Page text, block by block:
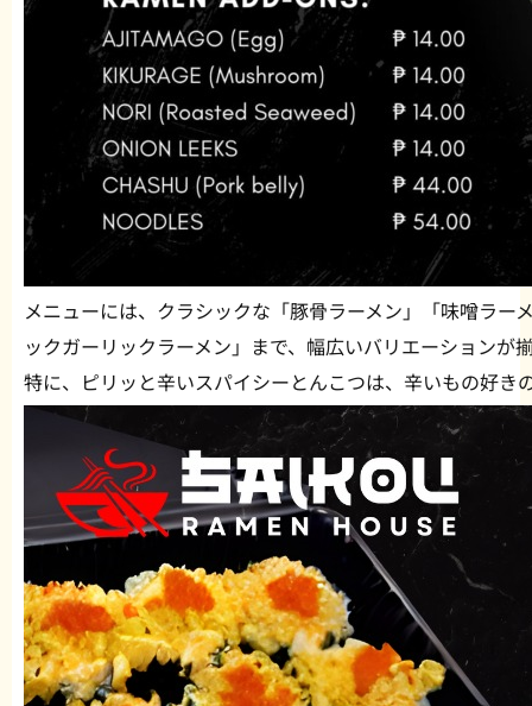
メニューには、クラシックな「豚骨ラーメン」「味噌ラー
ックガーリックラーメン」まで、幅広いバリエーションが
特に、ピリッと辛いスパイシーとんこつは、辛いもの好き